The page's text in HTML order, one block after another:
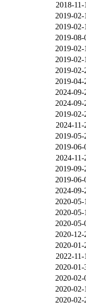
2018-
2019-02-
2019-02-
2019-08-
2019-02-
2019-02-
2019-02-
2019-04-
2024-09-
2024-09-
2019-02-
2024-
2019-05-
2019-06-
2024-
2019-09-
2019-06-
2024-09-
2020-05-
2020-05-
2020-05-
2020-12-
2020-01-
2022-
2020-01-
2020-02-
2020-02-
2020-02-